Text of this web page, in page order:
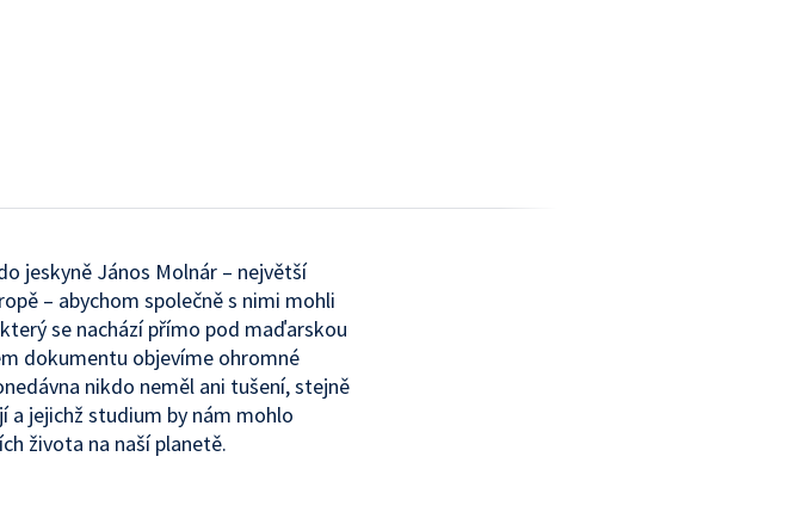
jeskyně János Molnár – největší
– abychom společně s nimi mohli
se nachází přímo pod maďarskou
dokumentu objevíme ohromné
nikdo neměl ani tušení, stejně
a jejichž studium by nám mohlo
života na naší planetě.